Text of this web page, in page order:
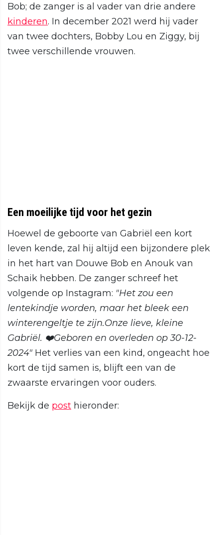
Bob; de zanger is al vader van drie andere
kinderen. In december 2021 werd hij vader
van twee dochters, Bobby Lou en Ziggy, bij
twee verschillende vrouwen.
Een moeilijke tijd voor het gezin
Hoewel de geboorte van Gabriël een kort
leven kende, zal hij altijd een bijzondere plek
in het hart van Douwe Bob en Anouk van
Schaik hebben. De zanger schreef het
volgende op Instagram: "Het zou een
lentekindje worden, maar het bleek een
winterengeltje te zijn.Onze lieve, kleine
Gabriël. ❤️Geboren en overleden op 30-12-
2024" Het verlies van een kind, ongeacht hoe
kort de tijd samen is, blijft een van de
zwaarste ervaringen voor ouders.
Bekijk de post hieronder: